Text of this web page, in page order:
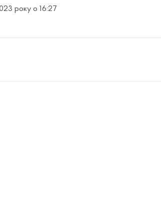
року о 16:27